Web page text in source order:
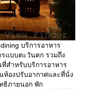
บริการอาหาร
แบบตะวันตก รวมถึง
สำหรับบริการอาหาร
ห้องปรับอากาศและที่นั่ง
ธิภายนอก พัก